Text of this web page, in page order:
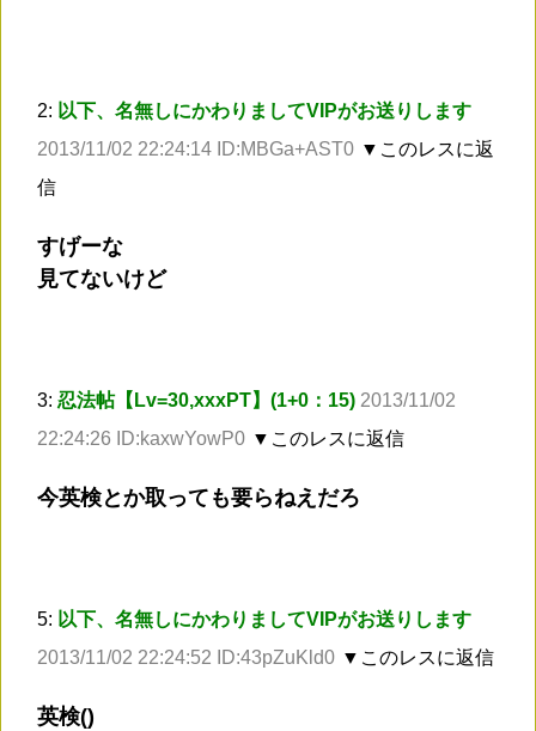
2: 以下、名無しにかわりましてVIPがお送りします
2013/11/02 22:24:14 ID:MBGa+AST0 ▼このレスに返
信
すげーな
見てないけど
3: 忍法帖【Lv=30,xxxPT】(1+0：15) 2013/11/02
22:24:26 ID:kaxwYowP0 ▼このレスに返信
今英検とか取っても要らねえだろ
5: 以下、名無しにかわりましてVIPがお送りします
2013/11/02 22:24:52 ID:43pZuKld0 ▼このレスに返信
英検()